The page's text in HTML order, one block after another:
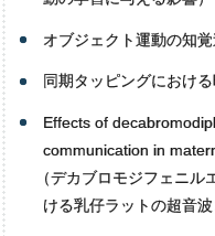
オブジェクト運動の知
同期タッピングにおけ
Effects of
communication in
（デカブロモジフェニル
ける乳仔ラットの超音